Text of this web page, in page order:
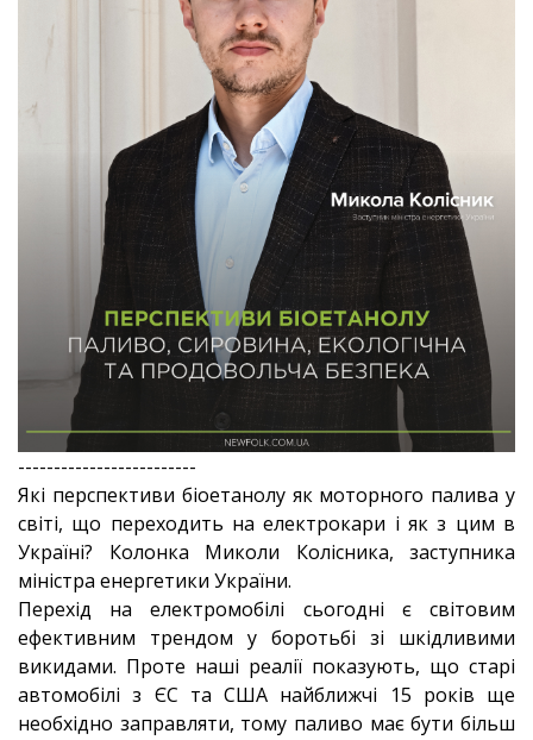
-------------------------
Які перспективи біоетанолу як моторного палива у
світі, що переходить на електрокари і як з цим в
Україні? Колонка Миколи Колісника, заступника
міністра енергетики України.
Перехід на електромобілі сьогодні є світовим
ефективним трендом у боротьбі зі шкідливими
викидами. Проте наші реалії показують, що старі
автомобілі з ЄС та США найближчі 15 років ще
необхідно заправляти, тому паливо має бути більш